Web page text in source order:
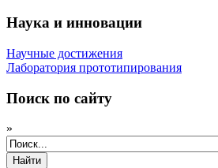
Наука и инновации
Научные достижения
Лаборатория прототипирования
Поиск по сайту
»
Найти